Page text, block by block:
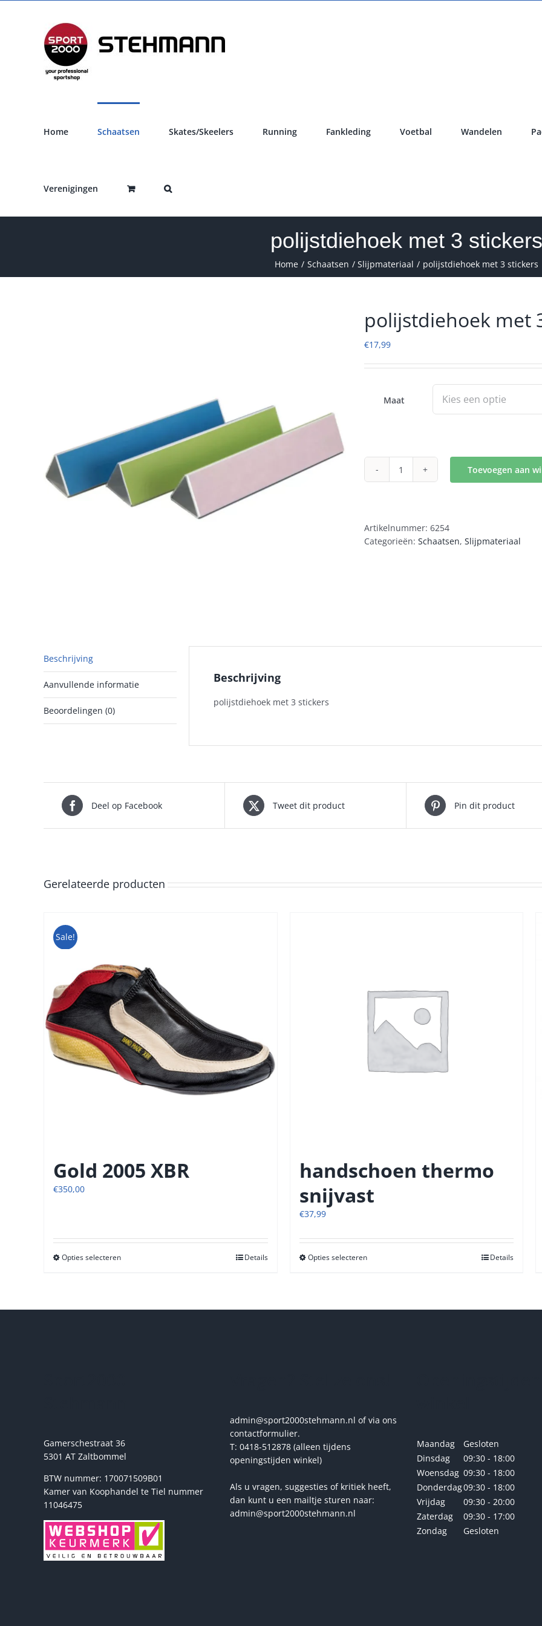
Home Schaatsen Skates/Skeelers Running Fankleding Voetbal Wandelen
Verenigingen
polijstdiehoek met 3 stickers
Home Schaatsen Slijpmateriaal polijstdiehoek met 3 stickers
polijstdiehoek met
€17,99
Maat
polijstdiehoek
aantal
Toevoegen aan
Artikelnummer: 6254
Categorieën: Schaatsen, Slijpmateriaal
Beschrijving
Aanvullende informatie
Beoordelingen (0)
Beschrijving
polijstdiehoek met 3 stickers
Deel op Facebook Tweet dit product Pin dit product
Gerelateerde producten
Sale!
Gold 2005 XBR
€350,00
Opties selecterenDit
variaties.
Details
handschoen thermo
snijvast
€37,99
Opties selecterenDit
variaties.
productpagina
Details
Gamerschestraat 36
5301 AT Zaltbommel
BTW nummer: 170071509B01
Kamer van Koophandel te Tiel nummer
11046475
admin@sport2000stehmann.nl of via ons
contactformulier.
T: 0418-512878 (alleen tijdens
openingstijden winkel)
Als u vragen, suggesties of kritiek heeft,
dan kunt u een mailtje sturen naar:
admin@sport2000stehmann.nl
Maandag
Gesloten
Dinsdag
09:30 - 18:00
Woensdag 09:30 - 18:00
Donderdag09:30 - 18:00
Vrijdag
09:30 - 20:00
Zaterdag
09:30 - 17:00
Zondag
Gesloten